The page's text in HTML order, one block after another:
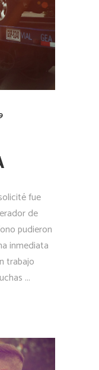
fue
de
pudieron
inmediata
trabajo